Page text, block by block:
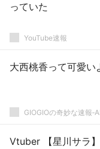
っていた
YouTube速報
大西桃香って可愛い
GIOGIOの奇妙な速報
Vtuber 【星川サラ